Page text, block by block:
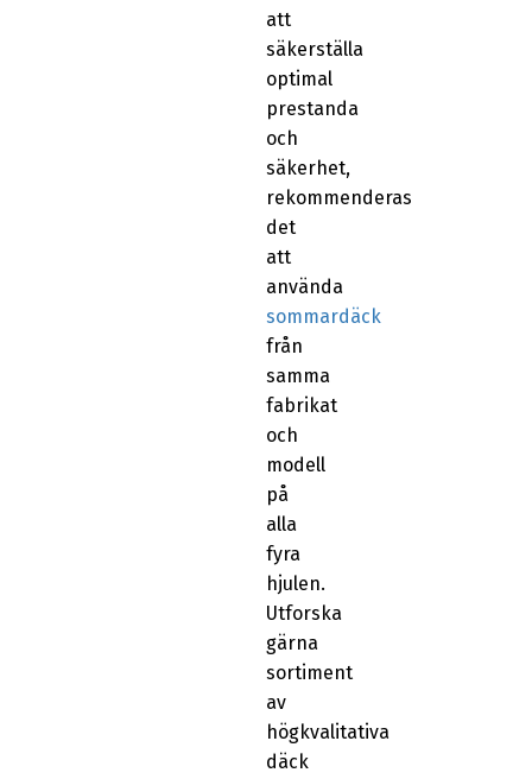
att
säkerställa
optimal
prestanda
och
säkerhet,
rekommenderas
det
att
använda
sommardäck
från
samma
fabrikat
och
modell
på
alla
fyra
hjulen.
Utforska
gärna
sortiment
av
högkvalitativa
däck